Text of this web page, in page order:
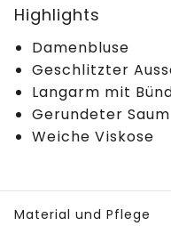
Highlights
Damenbluse
Geschlitzter
Langarm mit
Gerundeter Saum
Weiche Viskose
Material und Pflege